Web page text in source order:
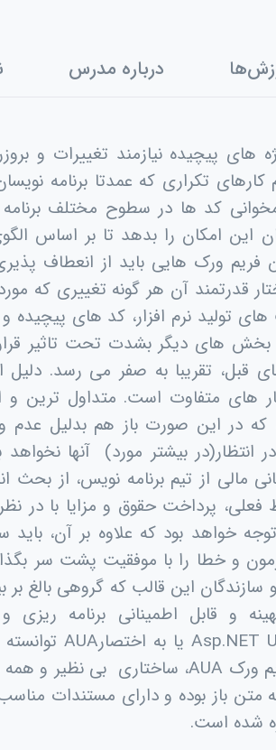
درباره مدرس
های پیچیده نیازمند تغییرات و
تکراری که عمدتا برنامه
کد ها در سطوح مختلف برنامه
این امکان را بدهد تا بر اساس
ورک هایی باید از انعطاف پذیری
قدرتمند آن هر گونه تغییری که
تولید نرم افزار، کد های
های دیگر بشدت تحت تاثیر قرار
قبل، تقریبا به صفر می رسد.
های متفاوت است. متداول ترین و
که در این صورت باز هم بدلیل عدم
بیشتر مورد) آنها نخواهد
مالی از تیم برنامه نویس، از بحث
پرداخت حقوق و مزایا با در
خواهد بود که علاوه بر آن،
و خطا را با موفقیت پشت سر
این قالب که گروهی بالغ
و قابل اطمینانی برنامه ریزی
Asp.NET یا به اختصارAUA
ورک AUA، ساختاری بی نظیر و همه
باز بوده و دارای مستندات مناسب
شده است.